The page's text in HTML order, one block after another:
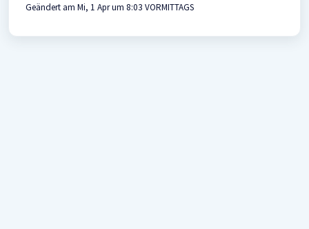
Geändert am Mi, 1 Apr um 8:03 VORMITTAGS